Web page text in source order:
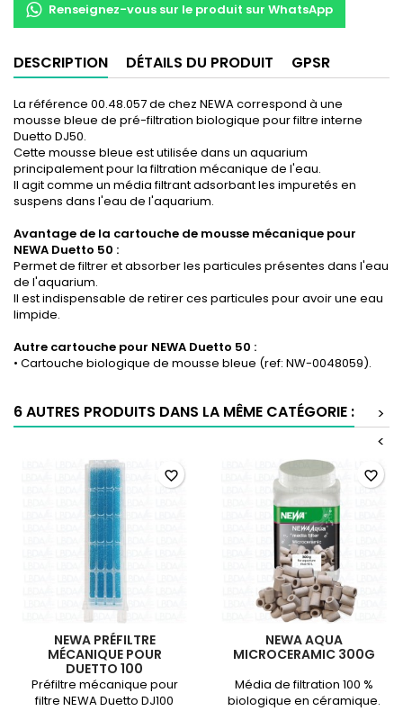
Renseignez-vous sur le produit sur WhatsApp
DESCRIPTION DÉTAILS DU PRODUIT GPSR
La référence 00.48.057 de chez NEWA correspond à une
mousse bleue de pré-filtration biologique pour filtre interne
Duetto DJ50.
Cette mousse bleue est utilisée dans un aquarium
principalement pour la filtration mécanique de l'eau.
Il agit comme un média filtrant adsorbant les impuretés en
suspens dans l'eau de l'aquarium.
Avantage de la cartouche de mousse mécanique pour
NEWA Duetto 50 :
Permet de filtrer et absorber les particules présentes dans l'eau
de l'aquarium.
Il est indispensable de retirer ces particules pour avoir une eau
limpide.
Autre cartouche pour NEWA Duetto 50 :
• Cartouche biologique de mousse bleue (ref: NW-0048059).
6 AUTRES PRODUITS DANS LA MÊME CATÉGORIE :
>
<
NEWA PRÉFILTRE
MÉCANIQUE POUR
DUETTO 100
Préfiltre mécanique pour
filtre NEWA Duetto DJ100
favorite_border
NEWA AQUA
MICROCERAMIC 300G
Média de filtration 100 %
biologique en céramique.
favorite_border